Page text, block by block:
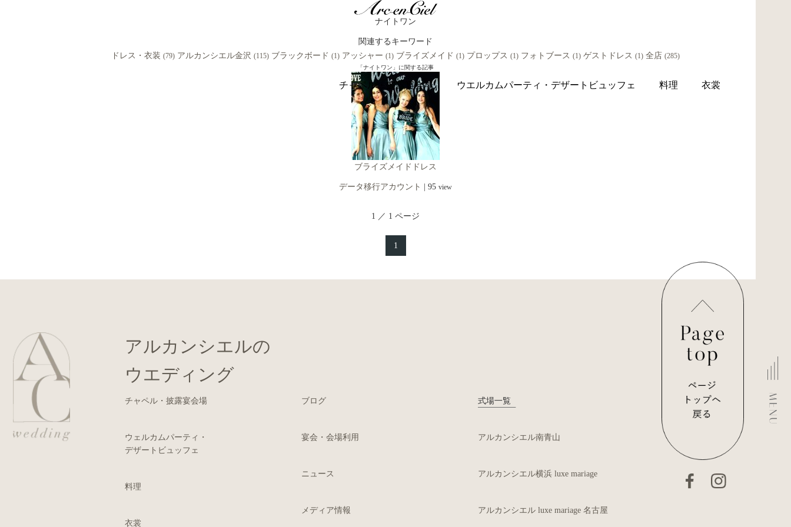
チャペル・披露宴会場 ウエルカムパーティ・デザートビュッフェ 料理 衣裳
ナイトワン
関連するキーワード
ドレス・衣装 (79) アルカンシエル金沢 (115) ブラックボード (1) アッシャー (1) ブライズメイド (1) プロップス (1) フォトブース (1) ゲストドレス (1) 全店 (285)
「ナイトワン」に関する記事
ブライズメイドドレス
データ移行アカウント 95 view
1 ／ 1 ページ
1
アルカンシエルの
ウエディング
チャペル・披露宴会場
ウェルカムパーティ・
デザートビュッフェ
料理
衣裳
ブログ
宴会・会場利用
ニュース
メディア情報
式場一覧
アルカンシエル南青山
アルカンシエル横浜 luxe mariage
アルカンシエル luxe mariage 名古屋